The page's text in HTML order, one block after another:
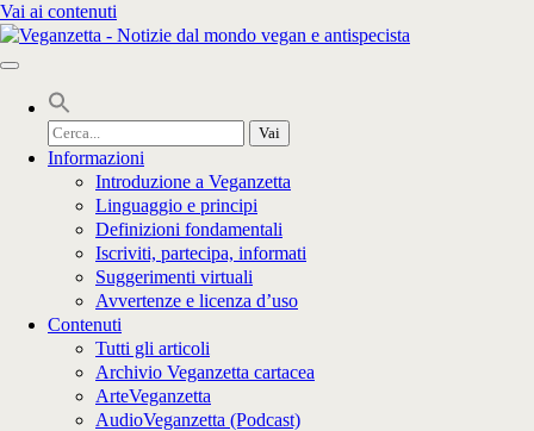
Vai ai contenuti
Cerca
per:
Informazioni
Introduzione a Veganzetta
Linguaggio e principi
Definizioni fondamentali
Iscriviti, partecipa, informati
Suggerimenti virtuali
Avvertenze e licenza d’uso
Contenuti
Tutti gli articoli
Archivio Veganzetta cartacea
ArteVeganzetta
AudioVeganzetta (Podcast)